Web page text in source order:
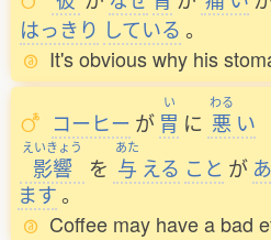
はっきり している 。
It's obvious why his
コーヒー が
い
胃 に
わる
悪 い
えいきょう
影響 を
あた
与 える こと が
ます。
Coffee may have a bad